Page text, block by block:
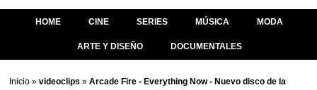
HOME CINE SERIES MÚSICA MODA
ARTE Y DISEÑO DOCUMENTALES
Inicio»videoclips»Arcade Fire - Everything Now - Nuevo disco de la